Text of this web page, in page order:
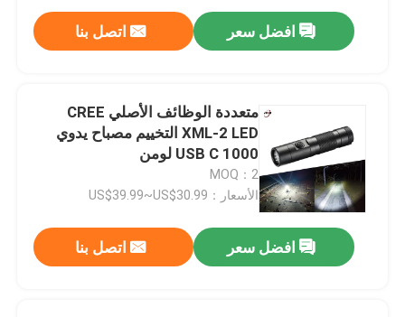
افضل سعر اتصل بنا
متعددة الوظائف الأصلي CREE
XML-2 LED التخييم مصباح يدوي
USB C 1000 لومن
MOQ：2
الأسعار：US$39.99~US$30.99
افضل سعر اتصل بنا